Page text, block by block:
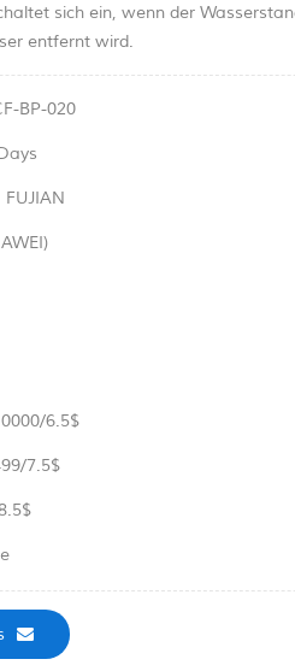
sich ein, wenn der
entfernt wird.
BP-020
FUJIAN
6.5$
7.5$